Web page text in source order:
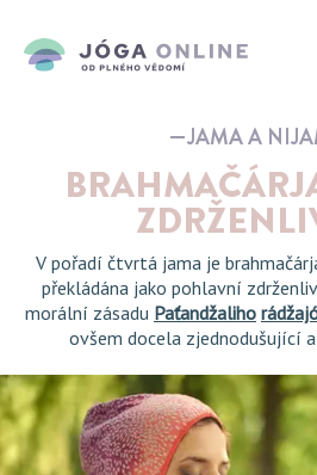
JAMA A
V pořadí čtvrtá jama je
překládána jako pohlavní
morální zásadu Paťandžaliho
ovšem docela zjednodušující